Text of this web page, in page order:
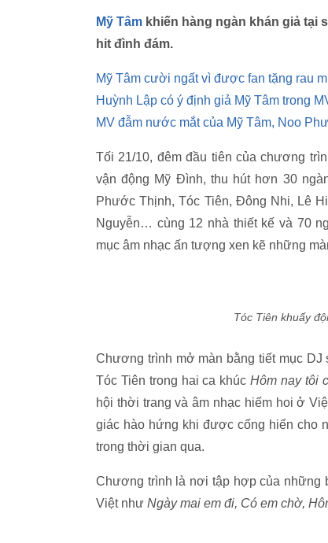
Mỹ Tâm khiến hàng ngàn khán giả tại
hit đình đám.
Mỹ Tâm cười ngất vì được fan tặng rau
Huỳnh Lập có ý định giả Mỹ Tâm trong
MV đẫm nước mắt của Mỹ Tâm, Noo
Tối 21/10, đêm đầu tiên của chương
vận động Mỹ Đình, thu hút hơn 30
Phước Thịnh, Tóc Tiên, Đông Nhi, Lê
Nguyễn… cùng 12 nhà thiết kế và 70
mục âm nhạc ấn tượng xen kẽ những
Tóc Tiên khuấy
Chương trình mở màn bằng tiết mục
Tóc Tiên trong hai ca khúcHôm nay tôi
hội thời trang và âm nhạc hiếm hoi ở
giác hào hứng khi được cống hiến cho
trong thời gian qua.
Chương trình là nơi tập hợp của những
Việt như Ngày mai em đi, Có em chờ,